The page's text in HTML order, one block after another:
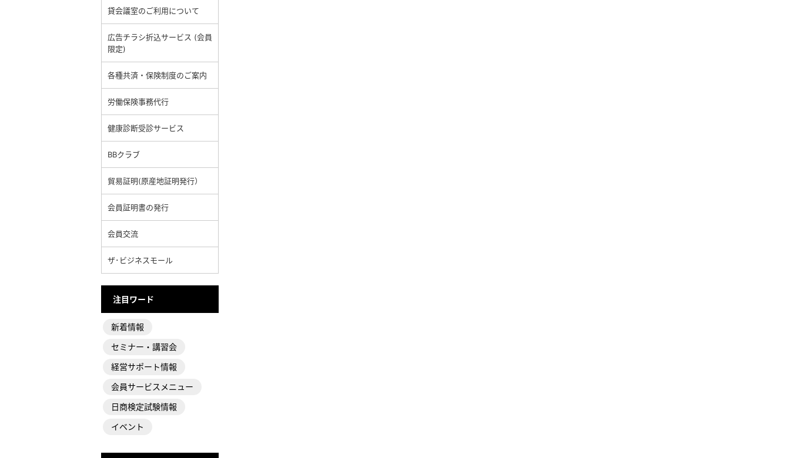
貸会議室のご利用について
広告チラシ折込サービス (会員
限定)
各種共済・保険制度のご案内
労働保険事務代行
健康診断受診サービス
BBクラブ
貿易証明(原産地証明発行）
会員証明書の発行
会員交流
ザ･ビジネスモール
注目ワード
新着情報
セミナー・講習会
経営サポート情報
会員サービスメニュー
日商検定試験情報
イベント